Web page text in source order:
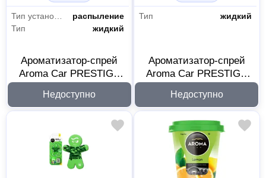
распыление
Тип
жидкий
Ароматизатор-спрей
Aroma Car PRESTIGE
Недоступно
Тип жидкий
Ароматизатор-спрей
Aroma Car PRESTIGE
Недоступно